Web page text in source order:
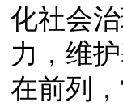
化社会
力，维
在前列